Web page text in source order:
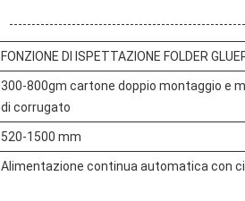
FONZIONE DI ISPETTAZIONE FOLDER
300-800gm cartone doppio montaggio e
di corrugato
520-1500 mm
Alimentazione continua automatica con